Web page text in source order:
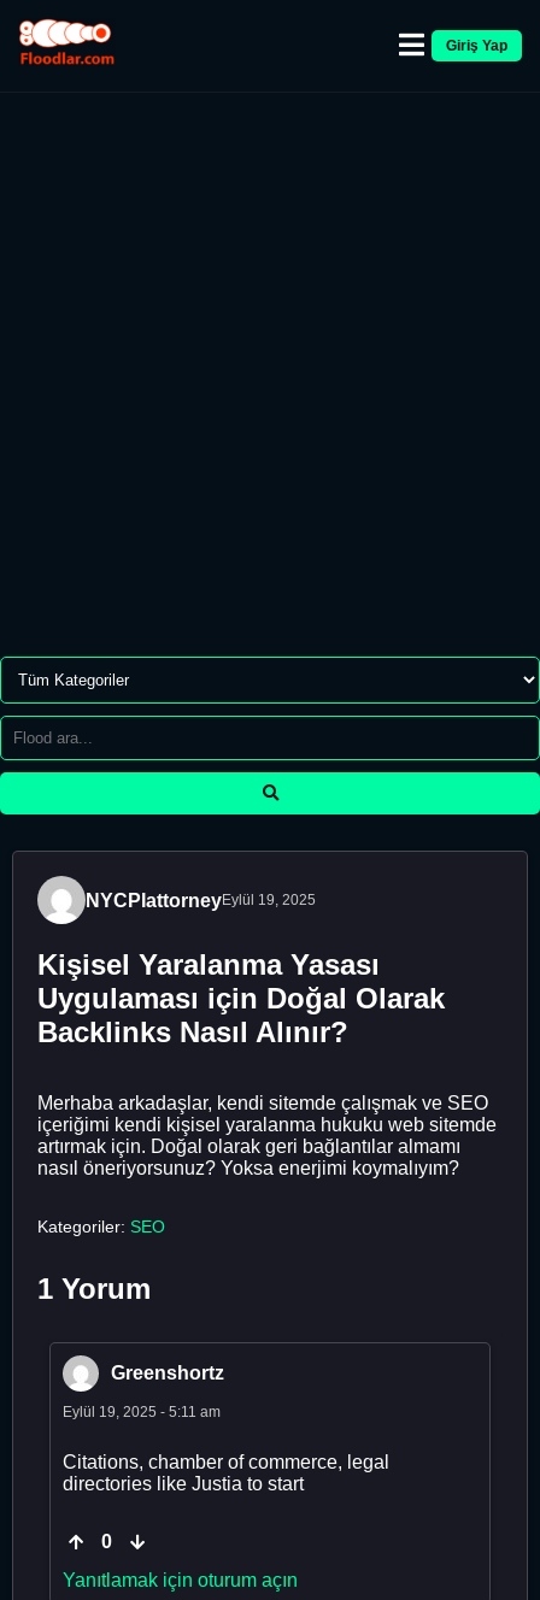
Giriş Yap
NYCPIattorneyEylül 19, 2025
Kişisel Yaralanma Yasası
Uygulaması için Doğal Olarak
Backlinks Nasıl Alınır?
Merhaba arkadaşlar, kendi sitemde çalışmak ve SEO
içeriğimi kendi kişisel yaralanma hukuku web sitemde
artırmak için. Doğal olarak geri bağlantılar almamı
nasıl öneriyorsunuz? Yoksa enerjimi koymalıyım?
Kategoriler: SEO
1 Yorum
Greenshortz
Eylül 19, 2025 - 5:11 am
Citations, chamber of commerce, legal
directories like Justia to start
0
Yanıtlamak için oturum açın